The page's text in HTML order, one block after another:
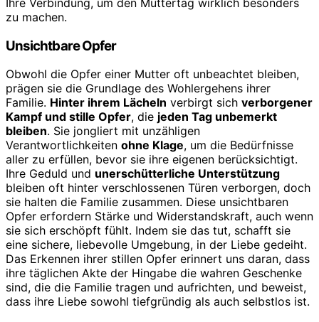
zu machen.
Unsichtbare Opfer
Obwohl die Opfer einer Mutter oft unbeachtet bleiben,
prägen sie die Grundlage des Wohlergehens ihrer
Familie. Hinter ihrem Lächeln verbirgt sich verborgener
Kampf und stille Opfer, die jeden Tag unbemerkt
bleiben. Sie jongliert mit unzähligen
Verantwortlichkeiten ohne Klage, um die Bedürfnisse
aller zu erfüllen, bevor sie ihre eigenen berücksichtigt.
Ihre Geduld und unerschütterliche Unterstützung
bleiben oft hinter verschlossenen Türen verborgen, doch
sie halten die Familie zusammen. Diese unsichtbaren
Opfer erfordern Stärke und Widerstandskraft, auch wenn
sie sich erschöpft fühlt. Indem sie das tut, schafft sie
eine sichere, liebevolle Umgebung, in der Liebe gedeiht.
Das Erkennen ihrer stillen Opfer erinnert uns daran, dass
ihre täglichen Akte der Hingabe die wahren Geschenke
sind, die die Familie tragen und aufrichten, und beweist,
dass ihre Liebe sowohl tiefgründig als auch selbstlos ist.